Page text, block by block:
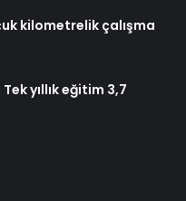
kilometrelik çalışma
yıllık eğitim 3,7